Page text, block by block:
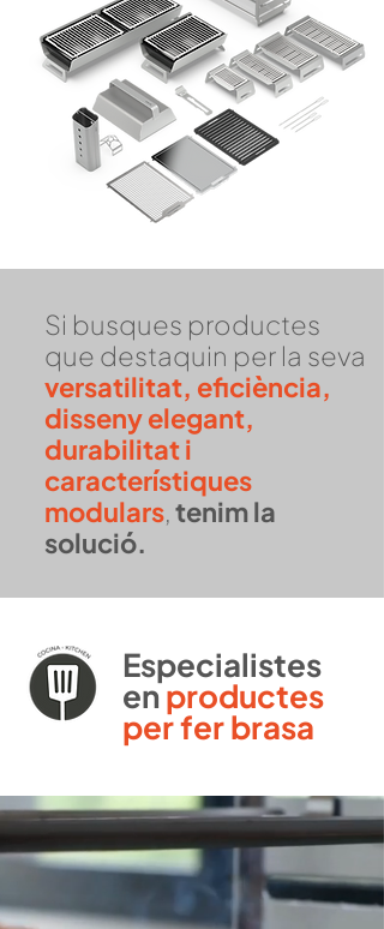
Si busques productes
que destaquin per la seva
versatilitat, eficiència,
disseny elegant,
durabilitat i
característiques
modulars,tenim la
solució.
Especialistes
enproductes
per ferbrasa